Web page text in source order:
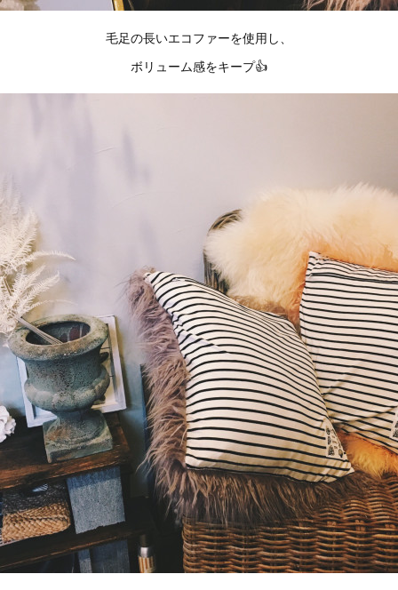
毛足の長いエコファーを使用し、
ボリューム感をキープ👍